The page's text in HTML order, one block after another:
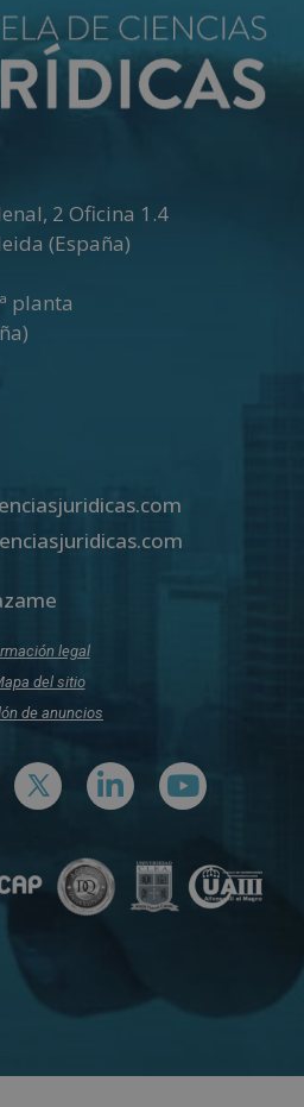
2 Oficina 1.4
(España)
planta
legal
del sitio
de anuncios